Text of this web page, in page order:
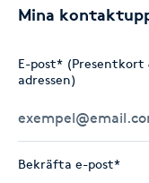
Mina
E-post* (Presentkort
adressen)
Bekräfta e-post*